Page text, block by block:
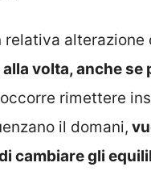
relativa
volta, anche
rimettere
il domani,
cambiare gli